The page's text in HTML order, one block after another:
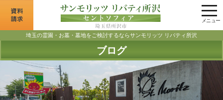
メニュー
埼玉の霊園・お墓・墓地をご検討するならサンモリッツ リバティ所沢
ブログ